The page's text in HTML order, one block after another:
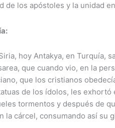
de los apóstoles y la unidad
hoy Antakya, en Turquía,
que cuando vio, en la
que los cristianos
de los ídolos, les
tormentos y después de
la cárcel, consumando así su